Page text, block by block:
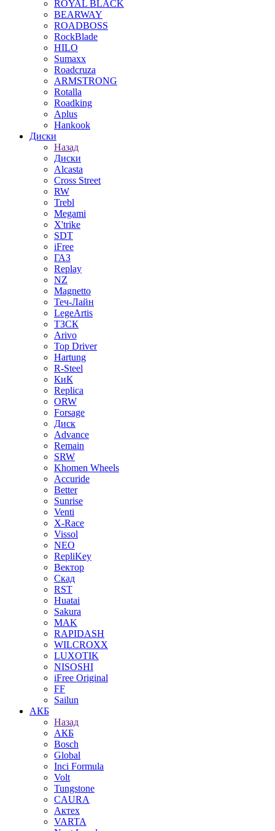
ROYAL BLACK
BEARWAY
ROADBOSS
RockBlade
HILO
Sumaxx
Roadcruza
ARMSTRONG
Rotalla
Roadking
Aplus
Hankook
Диски
Назад
Диски
Alcasta
Cross Street
RW
Trebl
Megami
X'trike
SDT
iFree
ГАЗ
Replay
NZ
Magnetto
Теч-Лайн
LegeArtis
ТЗСК
Arivo
Top Driver
Hartung
R-Steel
КиК
Replica
ORW
Forsage
Диск
Advance
Remain
SRW
Khomen Wheels
Accuride
Better
Sunrise
Venti
X-Race
Vissol
NEO
RepliKey
Вектор
Скад
RST
Huatai
Sakura
MAK
RAPIDASH
WILCROXX
LUXOTIK
NISOSHI
iFree Original
FF
Sailun
АКБ
Назад
АКБ
Bosch
Global
Inci Formula
Volt
Tungstone
CAURA
Актех
VARTA